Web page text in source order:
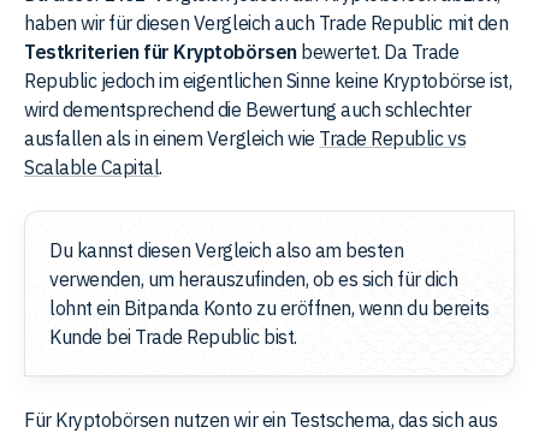
haben wir für diesen Vergleich auch Trade Republic mit den
Testkriterien für Kryptobörsenbewertet. Da Trade
Republic jedoch im eigentlichen Sinne keine Kryptobörse ist,
wird dementsprechend die Bewertung auch schlechter
ausfallen als in einem Vergleich wie Trade Republic vs
Scalable Capital.
Du kannst diesen Vergleich also am besten
verwenden, um herauszufinden, ob es sich für dich
lohnt ein Bitpanda Konto zu eröffnen, wenn du bereits
Kunde bei Trade Republic bist.
Für Kryptobörsen nutzen wir ein Testschema, das sich aus